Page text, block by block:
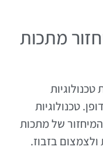
מתכות
טכנולוגיות
של מתכות
ולצמצום בזבוז.